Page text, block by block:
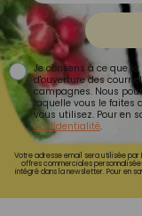
Je consens à ce que
d'ouverture des
campagnes. Nous
laquelle vous le faites
vous utilisez. Pour en
confidentialité.
Votre adresse email sera utilisée
offres commerciales
intégré dans la newsletter. Pour en